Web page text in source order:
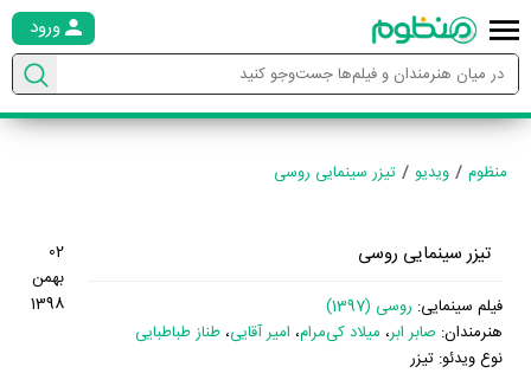
ورود
منظوم ویدیو تیزر سینمایی روسی
تیزر سینمایی روسی
فیلم سینمایی: روسی (1397)
هنرمندان: صابر ابر، میلاد کی‌مرام، امیر آقایی،طناز طباطبایی
نوع ویدئو: تیزر
02
بهمن
1398